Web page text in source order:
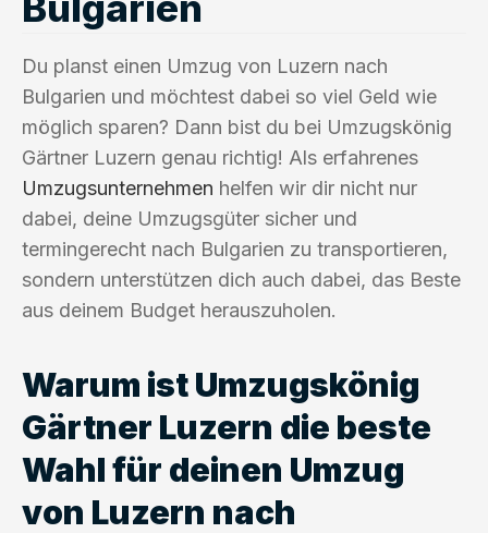
Du planst einen Umzug von Luzern nach
Bulgarien und möchtest dabei so viel Geld wie
möglich sparen? Dann bist du bei Umzugskönig
Gärtner Luzern genau richtig! Als erfahrenes
Umzugsunternehmen helfen wir dir nicht nur
dabei, deine Umzugsgüter sicher und
termingerecht nach Bulgarien zu transportieren,
sondern unterstützen dich auch dabei, das Beste
aus deinem Budget herauszuholen.
Warum ist Umzugskönig
Gärtner Luzern die beste
Wahl für deinen Umzug
von Luzern nach